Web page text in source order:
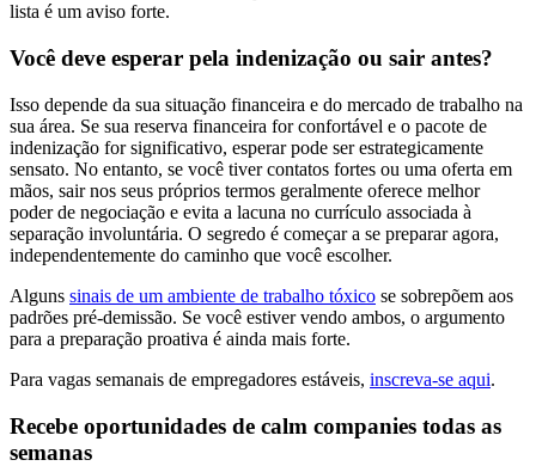
lista é um aviso forte.
Você deve esperar pela indenização ou sair antes?
Isso depende da sua situação financeira e do mercado de trabalho na
sua área. Se sua reserva financeira for confortável e o pacote de
indenização for significativo, esperar pode ser estrategicamente
sensato. No entanto, se você tiver contatos fortes ou uma oferta em
mãos, sair nos seus próprios termos geralmente oferece melhor
poder de negociação e evita a lacuna no currículo associada à
separação involuntária. O segredo é começar a se preparar agora,
independentemente do caminho que você escolher.
Alguns sinais de um ambiente de trabalho tóxico se sobrepõem aos
padrões pré-demissão. Se você estiver vendo ambos, o argumento
para a preparação proativa é ainda mais forte.
Para vagas semanais de empregadores estáveis, inscreva-se aqui.
Recebe oportunidades de calm companies todas as
semanas